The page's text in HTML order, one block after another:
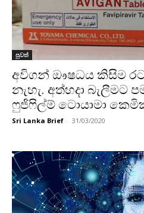
පුවත්
අවිගන් ඖෂධය කිසිම
නැහැ. අත්හදා බැලීමට
ෆුජිෆිල්ම් ටොයාමා
Sri Lanka Brief - 31/03/2020